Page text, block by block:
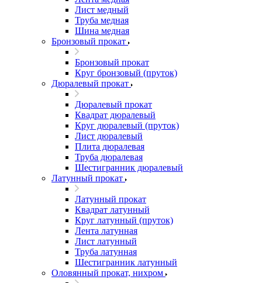
Лист медный
Труба медная
Шина медная
Бронзовый прокат
Бронзовый прокат
Круг бронзовый (пруток)
Дюралевый прокат
Дюралевый прокат
Квадрат дюралевый
Круг дюралевый (пруток)
Лист дюралевый
Плита дюралевая
Труба дюралевая
Шестигранник дюралевый
Латунный прокат
Латунный прокат
Квадрат латунный
Круг латунный (пруток)
Лента латунная
Лист латунный
Труба латунная
Шестигранник латунный
Оловянный прокат, нихром